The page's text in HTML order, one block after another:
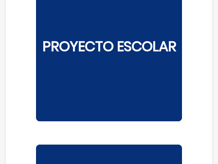
PROYECTO ESCOLAR